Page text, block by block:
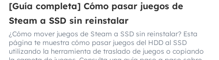
[Guía completa] Cómo pasar juegos de
Steam a SSD sin reinstalar
¿Cómo mover juegos de Steam a SSD sin reinstalar? Esta
página te muestra cómo pasar juegos del HDD al SSD
utilizando la herramienta de traslado de juegos o copiando